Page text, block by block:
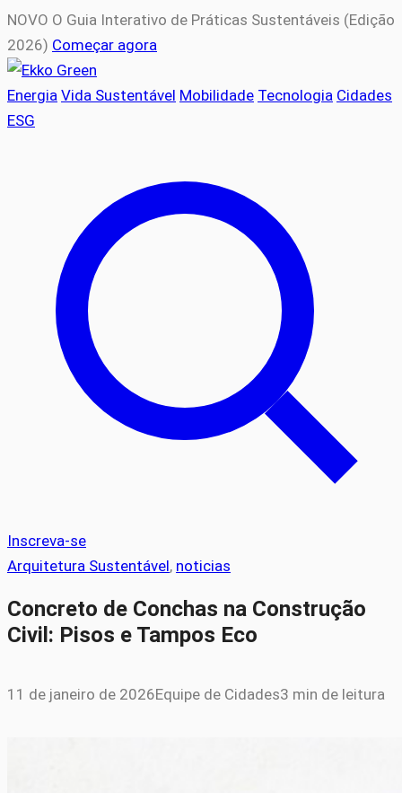
NOVO O Guia Interativo de Práticas Sustentáveis (Edição
2026) Começar agora
Energia Vida Sustentável Mobilidade Tecnologia Cidades
ESG
Inscreva-se
Arquitetura Sustentável, noticias
Concreto de Conchas na Construção
Civil: Pisos e Tampos Eco
11 de janeiro de 2026Equipe de Cidades3 min de leitura